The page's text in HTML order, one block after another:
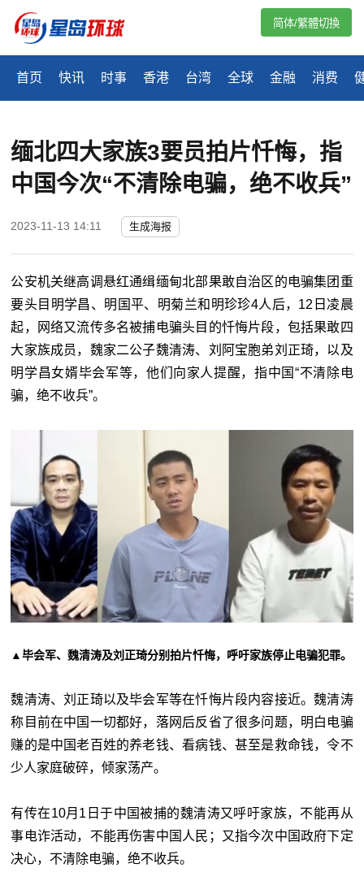
首页 快讯 时事 香港 台湾 全球 金融 消费
简体/繁體切換
缅北四大家族3要员拍片忏悔，指
中国今次“不清除电骗，绝不收兵”
2023-11-13 14:11 生成海报
公安机关继高调悬红通缉缅甸北部果敢自治区的电骗集团重
要头目明学昌、明国平、明菊兰和明珍珍4人后，12日凌晨
起，网络又流传多名被捕电骗头目的忏悔片段，包括果敢四
大家族成员，魏家二公子魏清涛、刘阿宝胞弟刘正琦，以及
明学昌女婿毕会军等，他们向家人提醒，指中国“不清除电
骗，绝不收兵”。
▲毕会军、魏清涛及刘正琦分别拍片忏悔，呼吁家族停止电骗犯罪。
魏清涛、刘正琦以及毕会军等在忏悔片段内容接近。魏清涛
称目前在中国一切都好，落网后反省了很多问题，明白电骗
赚的是中国老百姓的养老钱、看病钱、甚至是救命钱，令不
少人家庭破碎，倾家荡产。
有传在10月1日于中国被捕的魏清涛又呼吁家族，不能再从
事电诈活动，不能再伤害中国人民；又指今次中国政府下定
决心，不清除电骗，绝不收兵。